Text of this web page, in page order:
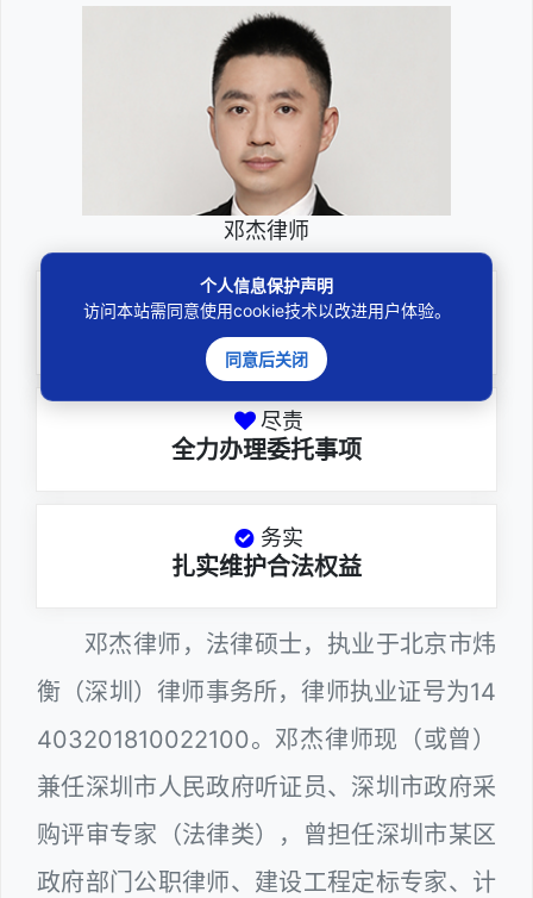
邓杰律师
专业
深耕厚积聚焦专注
尽责
全力办理委托事项
务实
扎实维护合法权益
邓杰律师，法律硕士，执业于北京市炜
衡（深圳）律师事务所，律师执业证号为14
403201810022100。邓杰律师现（或曾）
兼任深圳市人民政府听证员、深圳市政府采
购评审专家（法律类），曾担任深圳市某区
政府部门公职律师、建设工程定标专家、计
个人信息保护声明
访问本站需同意使用cookie技术以改进用户体验。
同意后关闭